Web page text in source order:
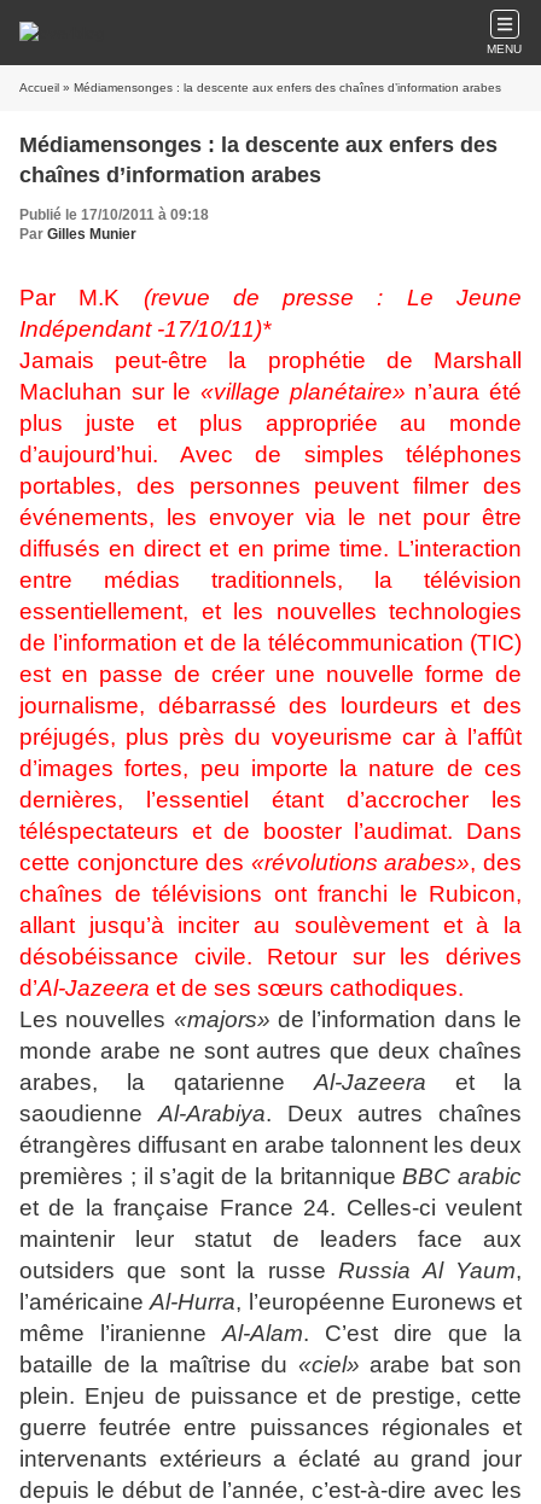
MENU
Accueil » Médiamensonges : la descente aux enfers des chaînes d’information arabes
Médiamensonges : la descente aux enfers des
chaînes d’information arabes
Publié le 17/10/2011 à 09:18
Par Gilles Munier
Par M.K (revue de presse : Le Jeune
Indépendant -17/10/11)*
Jamais peut-être la prophétie de Marshall
Macluhan sur le «village planétaire» n’aura été
plus juste et plus appropriée au monde
d’aujourd’hui. Avec de simples téléphones
portables, des personnes peuvent filmer des
événements, les envoyer via le net pour être
diffusés en direct et en prime time. L’interaction
entre médias traditionnels, la télévision
essentiellement, et les nouvelles technologies
de l’information et de la télécommunication (TIC)
est en passe de créer une nouvelle forme de
journalisme, débarrassé des lourdeurs et des
préjugés, plus près du voyeurisme car à l’affût
d’images fortes, peu importe la nature de ces
dernières, l’essentiel étant d’accrocher les
téléspectateurs et de booster l’audimat. Dans
cette conjoncture des «révolutions arabes», des
chaînes de télévisions ont franchi le Rubicon,
allant jusqu’à inciter au soulèvement et à la
désobéissance civile. Retour sur les dérives
d’Al-Jazeera et de ses sœurs cathodiques.
Les nouvelles «majors» de l’information dans le
monde arabe ne sont autres que deux chaînes
arabes, la qatarienne Al-Jazeera et la
saoudienne Al-Arabiya. Deux autres chaînes
étrangères diffusant en arabe talonnent les deux
premières ; il s’agit de la britanniqueBBC arabic
et de la française France 24. Celles-ci veulent
maintenir leur statut de leaders face aux
outsiders que sont la russeRussia Al Yaum,
l’américaineAl-Hurra, l’européenne Euronews et
même l’iranienne Al-Alam. C’est dire que la
bataille de la maîtrise du «ciel» arabe bat son
plein. Enjeu de puissance et de prestige, cette
guerre feutrée entre puissances régionales et
intervenants extérieurs a éclaté au grand jour
depuis le début de l’année, c’est-à-dire avec les